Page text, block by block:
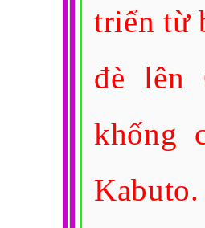
triển từ
đè lên
khống